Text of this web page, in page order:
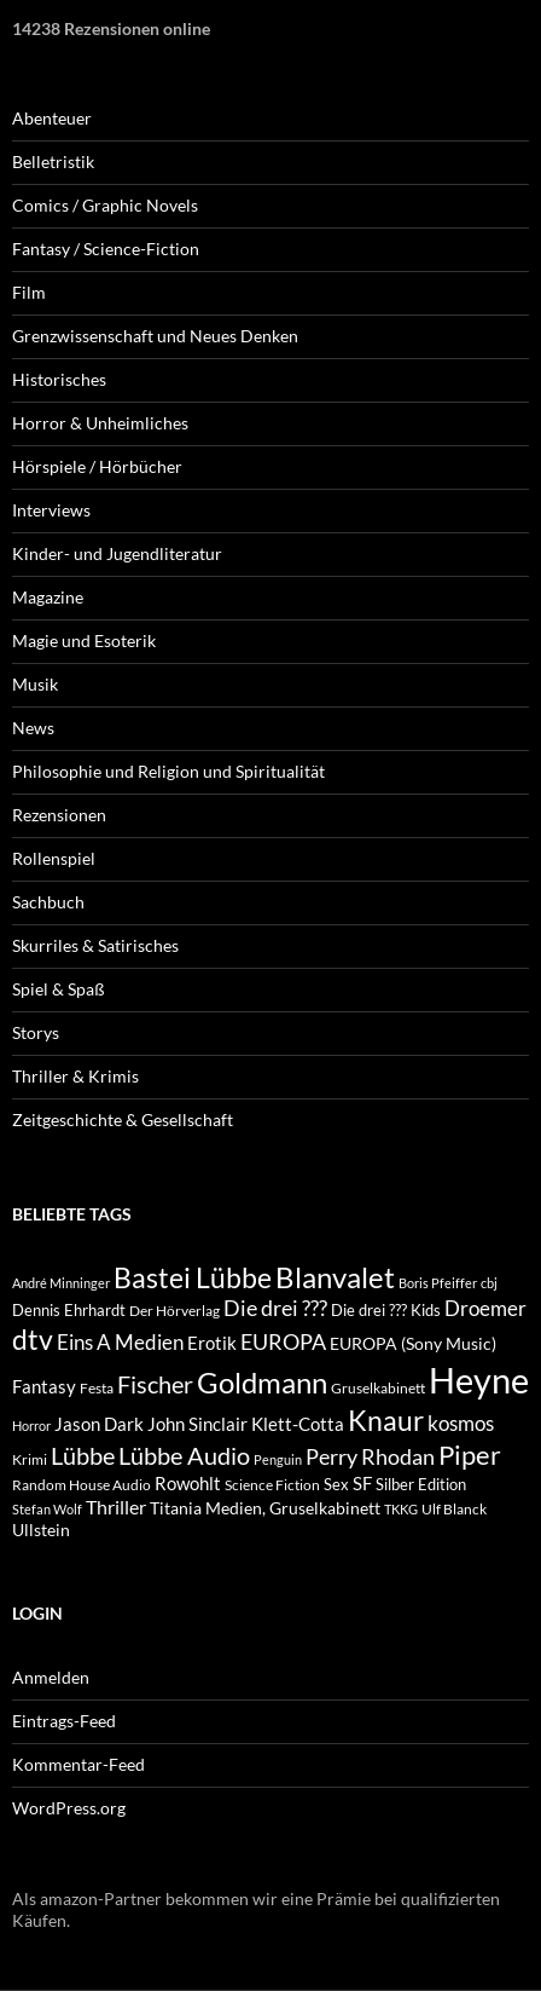
14238 Rezensionen online
Abenteuer
Belletristik
Comics / Graphic Novels
Fantasy / Science-Fiction
Film
Grenzwissenschaft und Neues Denken
Historisches
Horror & Unheimliches
Hörspiele / Hörbücher
Interviews
Kinder- und Jugendliteratur
Magazine
Magie und Esoterik
Musik
News
Philosophie und Religion und Spiritualität
Rezensionen
Rollenspiel
Sachbuch
Skurriles & Satirisches
Spiel & Spaß
Storys
Thriller & Krimis
Zeitgeschichte & Gesellschaft
BELIEBTE TAGS
André Minninger Bastei Lübbe Blanvalet Boris Pfeiffer cbj
Dennis Ehrhardt Der Hörverlag Die drei ??? Die drei ??? Kids Droemer
dtvEins A Medien Erotik EUROPA EUROPA (Sony Music)
Fantasy Festa FischerGoldmann Gruselkabinett Heyne
Horror Jason Dark John Sinclair Klett-Cotta Knaur kosmos
Krimi LübbeLübbe Audio Penguin Perry Rhodan Piper
Random House Audio Rowohlt Science Fiction Sex SFSilber Edition
Stefan Wolf ThrillerTitania Medien, Gruselkabinett TKKG Ulf Blanck
Ullstein
LOGIN
Anmelden
Eintrags-Feed
Kommentar-Feed
WordPress.org
Als amazon-Partner bekommen wir eine Prämie bei qualifizierten
Käufen.